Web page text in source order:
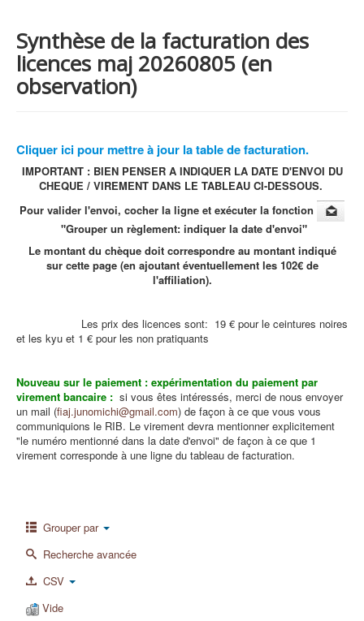
Synthèse de la facturation des
licences maj 20260805 (en
observation)
Cliquer ici pour mettre à jour la table de facturation.
IMPORTANT : BIEN PENSER A INDIQUER LA DATE D'ENVOI DU
CHEQUE / VIREMENT DANS LE TABLEAU CI-DESSOUS.
Pour valider l'envoi, cocher la ligne et exécuter la fonction
"Grouper un règlement: indiquer la date d'envoi"
Le montant du chèque doit correspondre au montant indiqué
sur cette page (en ajoutant éventuellement les 102€ de
l'affiliation).
Les prix des licences sont: 19 € pour le ceintures noires
et les kyu et 1 € pour les non pratiquants
Nouveau sur le paiement : expérimentation du paiement par
virement bancaire : si vous êtes intéressés, merci de nous envoyer
un mail (fiaj.junomichi@gmail.com) de façon à ce que vous vous
communiquions le RIB. Le virement devra mentionner explicitement
"le numéro mentionné dans la date d'envoi" de façon à ce que 1
virement corresponde à une ligne du tableau de facturation.
Grouper par
Recherche avancée
CSV
Vide